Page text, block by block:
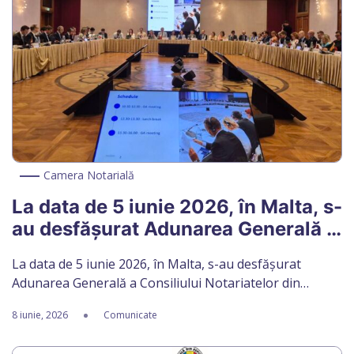
Camera Notarială
La data de 5 iunie 2026, în Malta, s-
au desfășurat Adunarea Generală a
Uniunea Europeană (CNUE) și
Adunarea Generală a Asociației
Rețelei Europene a Registrelor
La data de 5 iunie 2026, în Malta, s-au desfășurat
Adunarea Generală a Consiliului Notariatelor din
Asociației Rețelei Europene a Registrelor Testamentare
8 iunie, 2026 Comunicate